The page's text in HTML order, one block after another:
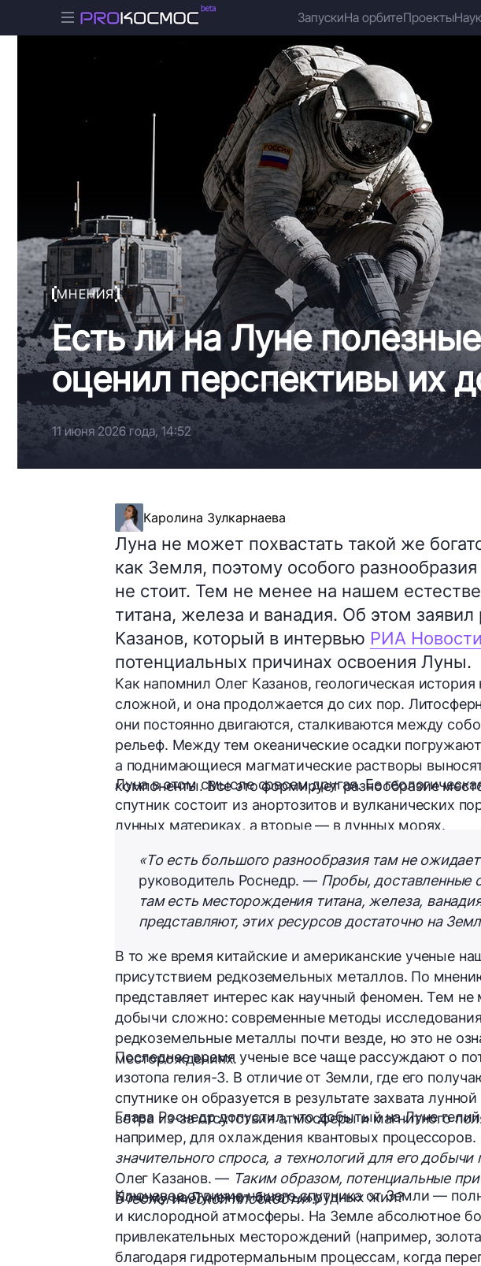
ЗапускиНа орбитеПроекты
МНЕНИЯ
Есть ли на Луне
оценил перспективы их
11 июня 2026 года, 14:52
Каролина Зулкарнаева
Луна не может похвастать такой же
как Земля, поэтому особого
не стоит. Тем не менее на нашем
титана, железа и ванадия. Об этом
Казанов, который в интервью РИА Новости
потенциальных причинах освоения Луны.
Как напомнил Олег Казанов, геологическая
сложной, и она продолжается до сих пор.
они постоянно двигаются, сталкиваются между
рельеф. Между тем океанические осадки
а поднимающиеся магматические растворы
компоненты. Все это формирует разнообразие
Луна в этом смысле совсем другая. Ее
спутник состоит из анортозитов и вулканических
лунных материках, а вторые — в лунных морях.
«То есть большого разнообразия там не
руководитель Роснедр. — Пробы, доставленные
там есть месторождения титана, железа,
представляют, этих ресурсов достаточно на
В то же время китайские и американские ученые
присутствием редкоземельных металлов. По
представляет интерес как научный феномен. Тем не
добычи сложно: современные методы
редкоземельные металлы почти везде, но это не
месторождениях.
Последнее время ученые все чаще рассуждают о
изотопа гелия-3. В отличие от Земли, где его
спутнике он образуется в результате захвата
ветра из-за отсутствия атмосферы и магнитного
Глава Роснедр допустил, что добытый на Луне
например, для охлаждения квантовых процессоров.
значительного спроса, а технологий для его добычи
Олег Казанов. — Таким образом, потенциальные
в геологической плоскости».
Почему на Луне нет богатых рудных жил?
Ключевое отличие нашего спутника от Земли —
и кислородной атмосферы. На Земле абсолютное
привлекательных месторождений (например,
благодаря гидротермальным процессам, когда